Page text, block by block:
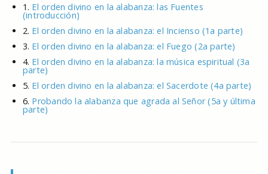
1. El orden divino en la alabanza: las Fuentes
(introducción)
2. El orden divino en la alabanza: el Incienso (1a parte)
3. El orden divino en la alabanza: el Fuego (2a parte)
4. El orden divino en la alabanza: la música espiritual (3a
parte)
5. El orden divino en la alabanza: el Sacerdote (4a parte)
6. Probando la alabanza que agrada al Señor (5a y última
parte)